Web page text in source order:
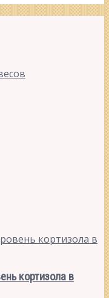
кортизола в